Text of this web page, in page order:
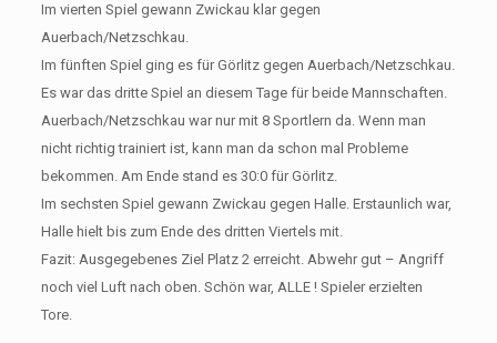
Im vierten Spiel gewann Zwickau klar gegen
Auerbach/Netzschkau.
Im fünften Spiel ging es für Görlitz gegen Auerbach/Netzschkau.
Es war das dritte Spiel an diesem Tage für beide Mannschaften.
Auerbach/Netzschkau war nur mit 8 Sportlern da. Wenn man
nicht richtig trainiert ist, kann man da schon mal Probleme
bekommen. Am Ende stand es 30:0 für Görlitz.
Im sechsten Spiel gewann Zwickau gegen Halle. Erstaunlich war,
Halle hielt bis zum Ende des dritten Viertels mit.
Fazit: Ausgegebenes Ziel Platz 2 erreicht. Abwehr gut – Angriff
noch viel Luft nach oben. Schön war, ALLE ! Spieler erzielten
Tore.